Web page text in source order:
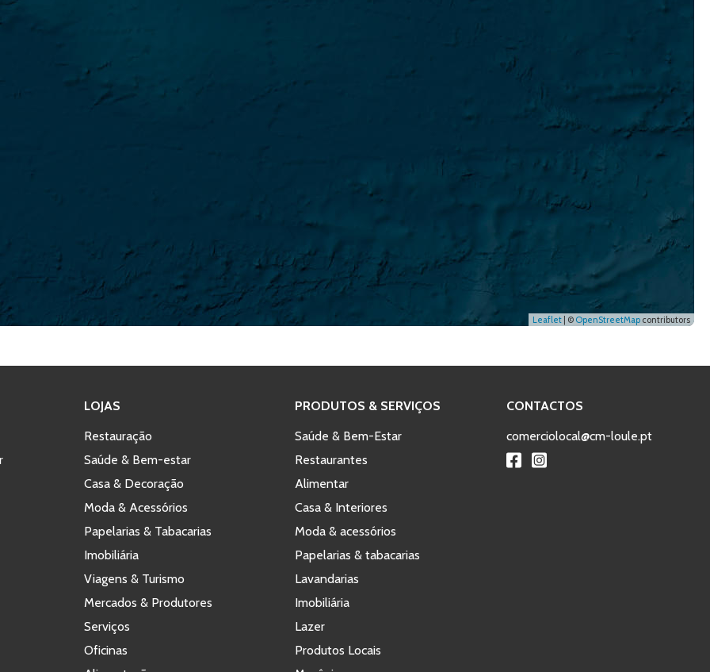
Leaflet | © OpenStreetMap contributors
LOJAS
Restauração
Saúde & Bem-estar
Casa & Decoração
Moda & Acessórios
Papelarias & Tabacarias
Imobiliária
Viagens & Turismo
Mercados & Produtores
Serviços
Oficinas
PRODUTOS & SERVIÇOS
Saúde & Bem-Estar
Restaurantes
Alimentar
Casa & Interiores
Moda & acessórios
Papelarias & tabacarias
Lavandarias
Imobiliária
Lazer
Produtos Locais
CONTACTOS
comerciolocal@cm-loule.pt